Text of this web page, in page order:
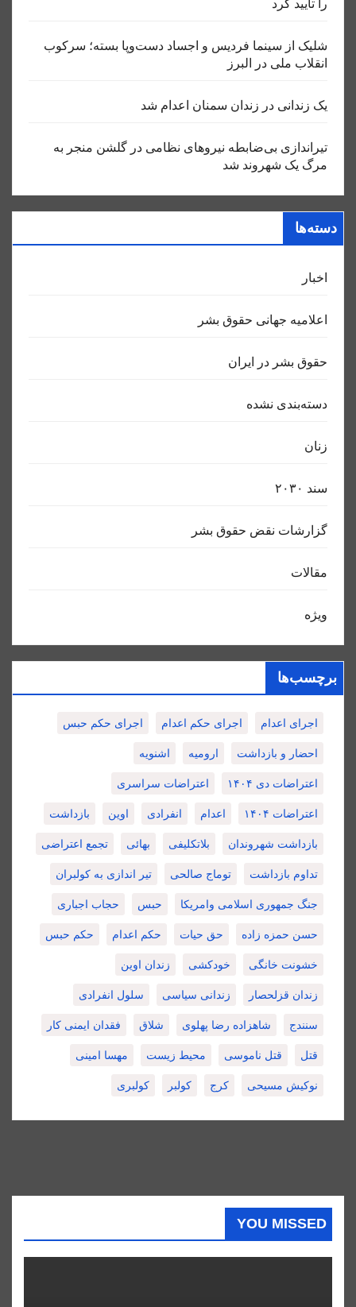
را تایید کرد
شلیک از سینما فردیس و اجساد دست‌وپا بسته؛ سرکوب
انقلاب ملی در البرز
یک زندانی در زندان سمنان اعدام شد
تیراندازی بی‌ضابطه نیروهای نظامی در گلشن منجر به
مرگ یک شهروند شد
دسته‌ها
اخبار
اعلاميه جهانی حقوق بشر
حقوق بشر در ایران
دسته‌بندی نشده
زنان
سند ٢٠٣٠
گزارشات نقض حقوق بشر
مقالات
ویژه
برچسب‌ها
اجرای اعدام اجرای حکم اعدام اجرای حکم حبس
احضار و بازداشت ارومیه اشنویه
اعتراضات دی ۱۴۰۴ اعتراضات سراسری
اعتراضات ۱۴۰۴ اعدام انفرادی اوین بازداشت
بازداشت شهروندان بلاتکلیفی بهائی تجمع اعتراضی
تداوم بازداشت توماج صالحی تیر اندازی به کولبران
جنگ جمهوری اسلامی وامریکا حبس حجاب اجباری
حسن حمزه زاده حق حیات حکم اعدام حکم حبس
خشونت خانگی خودکشی زندان اوین
زندان قزلحصار زندانی سیاسی سلول انفرادی
سنندج شاهزاده رضا پهلوی شلاق فقدان ایمنی کار
قتل قتل ناموسی محیط زیست مهسا امینی
نوکیش مسیحی کرج کولبر کولبری
YOU MISSED